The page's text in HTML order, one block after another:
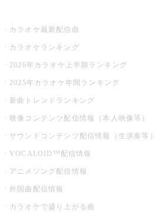
カラオケ最新配信曲
カラオケランキング
2026年カラオケ上半期ランキング
2025年カラオケ年間ランキング
新曲トレンドランキング
映像コンテンツ配信情報（本人映像等）
サウンドコンテンツ配信情報（生演奏等）
VOCALOID™配信情報
アニメソング配信情報
外国曲配信情報
カラオケで盛り上がる曲